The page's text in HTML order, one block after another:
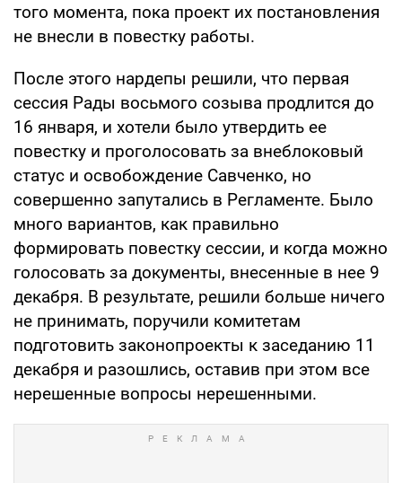
того момента, пока проект их постановления
не внесли в повестку работы.
После этого нардепы решили, что первая
сессия Рады восьмого созыва продлится до
16 января, и хотели было утвердить ее
повестку и проголосовать за внеблоковый
статус и освобождение Савченко, но
совершенно запутались в Регламенте. Было
много вариантов, как правильно
формировать повестку сессии, и когда можно
голосовать за документы, внесенные в нее 9
декабря. В результате, решили больше ничего
не принимать, поручили комитетам
подготовить законопроекты к заседанию 11
декабря и разошлись, оставив при этом все
нерешенные вопросы нерешенными.